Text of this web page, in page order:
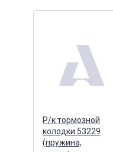
Р/к тормозной
колодки 53229
(пружина,